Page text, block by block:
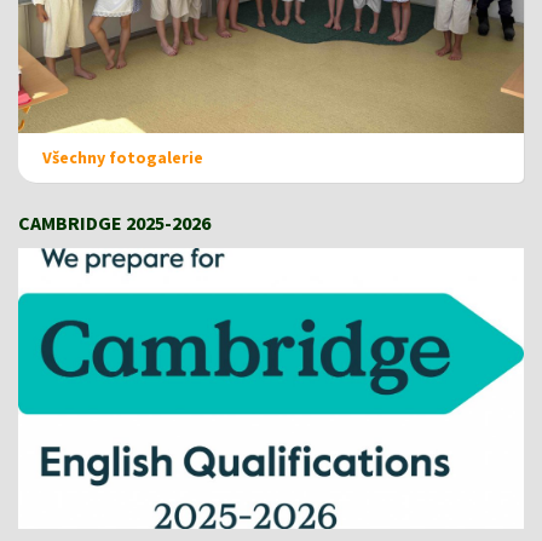
Všechny fotogalerie
CAMBRIDGE 2025-2026